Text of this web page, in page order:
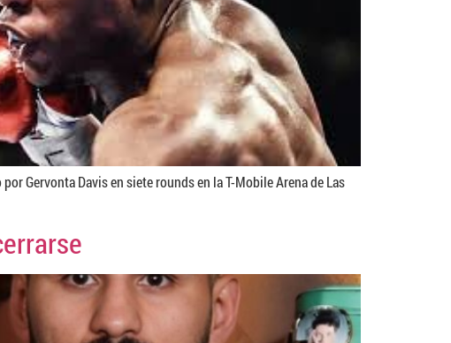
Gervonta Davis en siete rounds en la T-Mobile Arena de Las